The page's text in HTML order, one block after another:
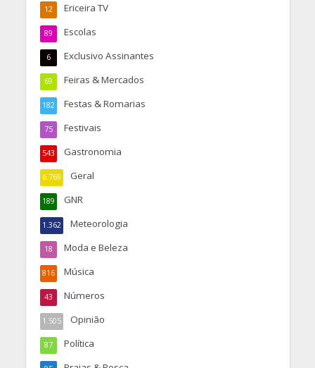
Ericeira TV
12
Escolas
89
Exclusivo Assinantes
6
Feiras & Mercados
69
Festas & Romarias
182
Festivais
75
Gastronomia
543
Geral
6.769
GNR
189
Meteorologia
1.362
Moda e Beleza
18
Música
816
Números
43
Opinião
1.505
Política
87